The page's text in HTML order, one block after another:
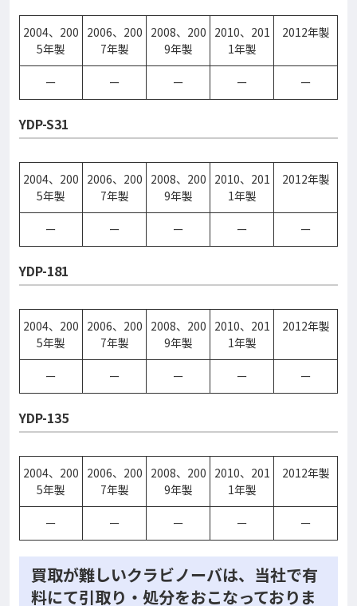
2004、200
5年製
2006、200
7年製
2008、200
9年製
2010、201
1年製
2012年製
ー ー ー ー ー
YDP-S31
2004、200
5年製
2006、200
7年製
2008、200
9年製
2010、201
1年製
2012年製
ー ー ー ー ー
YDP-181
2004、200
5年製
2006、200
7年製
2008、200
9年製
2010、201
1年製
2012年製
ー ー ー ー ー
YDP-135
2004、200
5年製
2006、200
7年製
2008、200
9年製
2010、201
1年製
2012年製
ー ー ー ー ー
買取が難しいクラビノーバは、当社で有
料にて引取り・処分をおこなっておりま